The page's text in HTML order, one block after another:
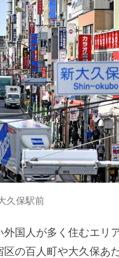
久保駅前
国人が多く住むエリア
の百人町や大久保あ